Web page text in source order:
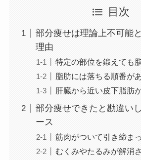
目次
部分痩せは理論上不可能
理由
特定の部位を鍛えても
脂肪には落ちる順番が
肝臓から近い皮下脂肪
部分痩せできたと勘違い
ース
筋肉がついて引き締ま
むくみやたるみが解消